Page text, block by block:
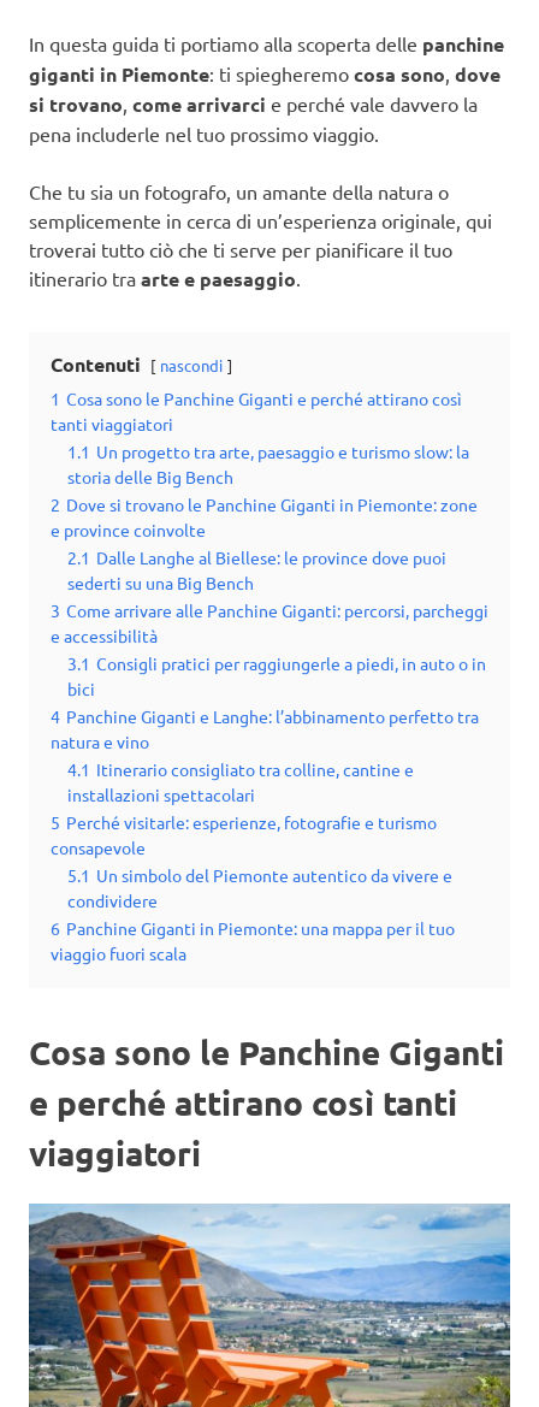
In questa guida ti portiamo alla scoperta delle panchine
giganti in Piemonte: ti spiegheremo cosa sono, dove
si trovano, come arrivarci e perché vale davvero la
pena includerle nel tuo prossimo viaggio.
Che tu sia un fotografo, un amante della natura o
semplicemente in cerca di un’esperienza originale, qui
troverai tutto ciò che ti serve per pianificare il tuo
itinerario tra arte e paesaggio.
Contenuti nascondi
1 Cosa sono le Panchine Giganti e perché attirano così
tanti viaggiatori
1.1 Un progetto tra arte, paesaggio e turismo slow: la
storia delle Big Bench
2 Dove si trovano le Panchine Giganti in Piemonte: zone
e province coinvolte
2.1 Dalle Langhe al Biellese: le province dove puoi
sederti su una Big Bench
3 Come arrivare alle Panchine Giganti: percorsi, parcheggi
e accessibilità
3.1 Consigli pratici per raggiungerle a piedi, in auto o in
bici
4 Panchine Giganti e Langhe: l’abbinamento perfetto tra
natura e vino
4.1 Itinerario consigliato tra colline, cantine e
installazioni spettacolari
5 Perché visitarle: esperienze, fotografie e turismo
consapevole
5.1 Un simbolo del Piemonte autentico da vivere e
condividere
6 Panchine Giganti in Piemonte: una mappa per il tuo
viaggio fuori scala
Cosa sono le Panchine Giganti
e perché attirano così tanti
viaggiatori